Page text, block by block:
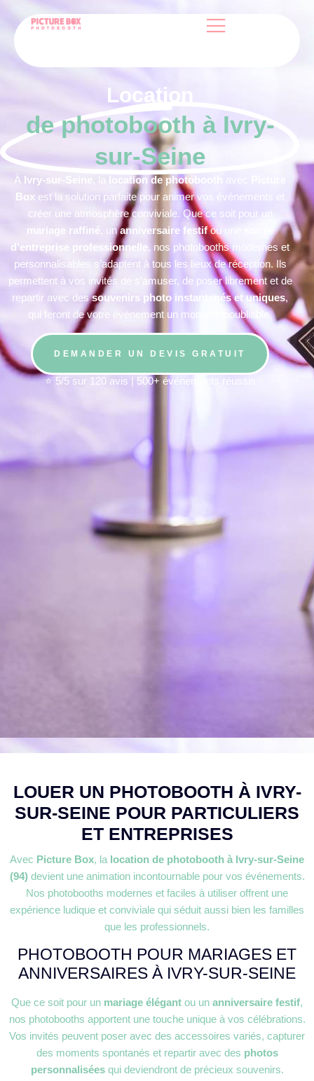
Location
de photobooth à Ivry-
sur-Seine
À Ivry-sur-Seine , la location de photobooth avec
Box est la solution parfaite pour animer vos événements et
créer une atmosphère conviviale. Que ce soit pour un
mariage raffiné , unanniversaire festifou une
soirée
d’entreprise professionnelle, nos photobooths modernes et
personnalisables s’adaptent à tous les lieux de réception. Ils
permettent à vos invités de s’amuser, de poser librement et de
repartir avec dessouvenirs photo instantanés et uniques,
qui feront de votre événement un moment inoubliable.
DEMANDER UN DEVIS GRATUIT
⭐ 5/5 sur 120 avis | 500+ événements réussis
LOUER UN PHOTOBOOTH À IVRY-
SUR-SEINE POUR PARTICULIERS
ET ENTREPRISES
Avec Picture Box, la location de photobooth à Ivry-sur-Seine
(94)devient une animation incontournable pour vos événements.
Nos photobooths modernes et faciles à utiliser offrent une
expérience ludique et conviviale qui séduit aussi bien les familles
que les professionnels.
PHOTOBOOTH POUR MARIAGES ET
ANNIVERSAIRES À IVRY-SUR-SEINE
Que ce soit pour un mariage élégant ou un anniversaire festif,
nos photobooths apportent une touche unique à vos célébrations.
Vos invités peuvent poser avec des accessoires variés, capturer
des moments spontanés et repartir avec des photos
personnaliséesqui deviendront de précieux souvenirs.